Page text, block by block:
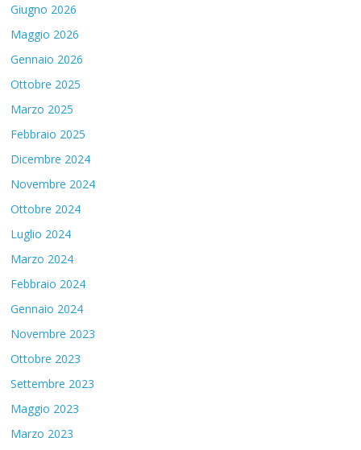
Giugno 2026
Maggio 2026
Gennaio 2026
Ottobre 2025
Marzo 2025
Febbraio 2025
Dicembre 2024
Novembre 2024
Ottobre 2024
Luglio 2024
Marzo 2024
Febbraio 2024
Gennaio 2024
Novembre 2023
Ottobre 2023
Settembre 2023
Maggio 2023
Marzo 2023